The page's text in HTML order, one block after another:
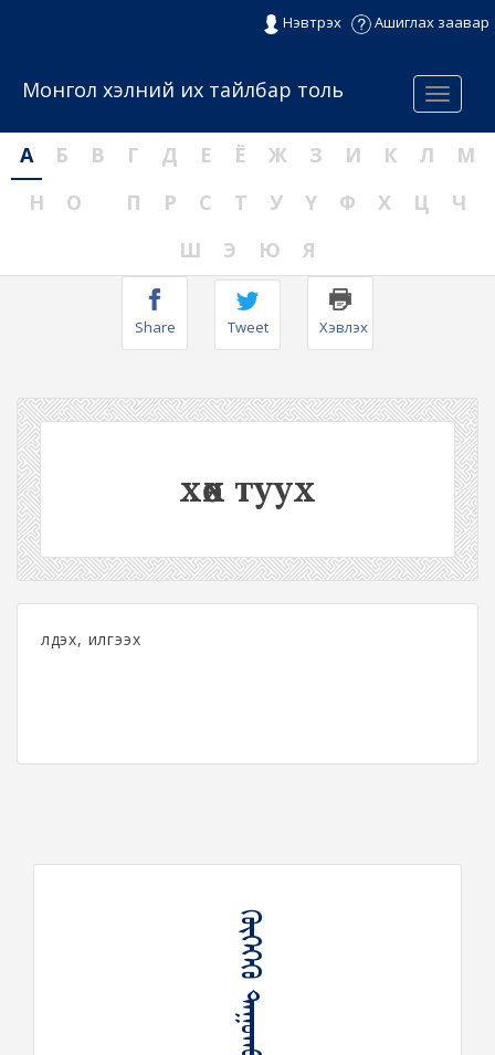
Нэвтрэх Ашиглах заавар
Menu
Монгол хэлний их тайлбар толь
А Б В Г Д Е Ё Ж З И К Л
М
Н
О П Р С Т У Ү Ф Х Ц
Ч
Ш
Э Ю Я
Share Tweet Хэвлэх
хөөх туух
үлдэх, илгээх
ᠬᠥᠭᠡᠭᠡᠬᠦ ᠲᠠᠭᠤᠬᠤ